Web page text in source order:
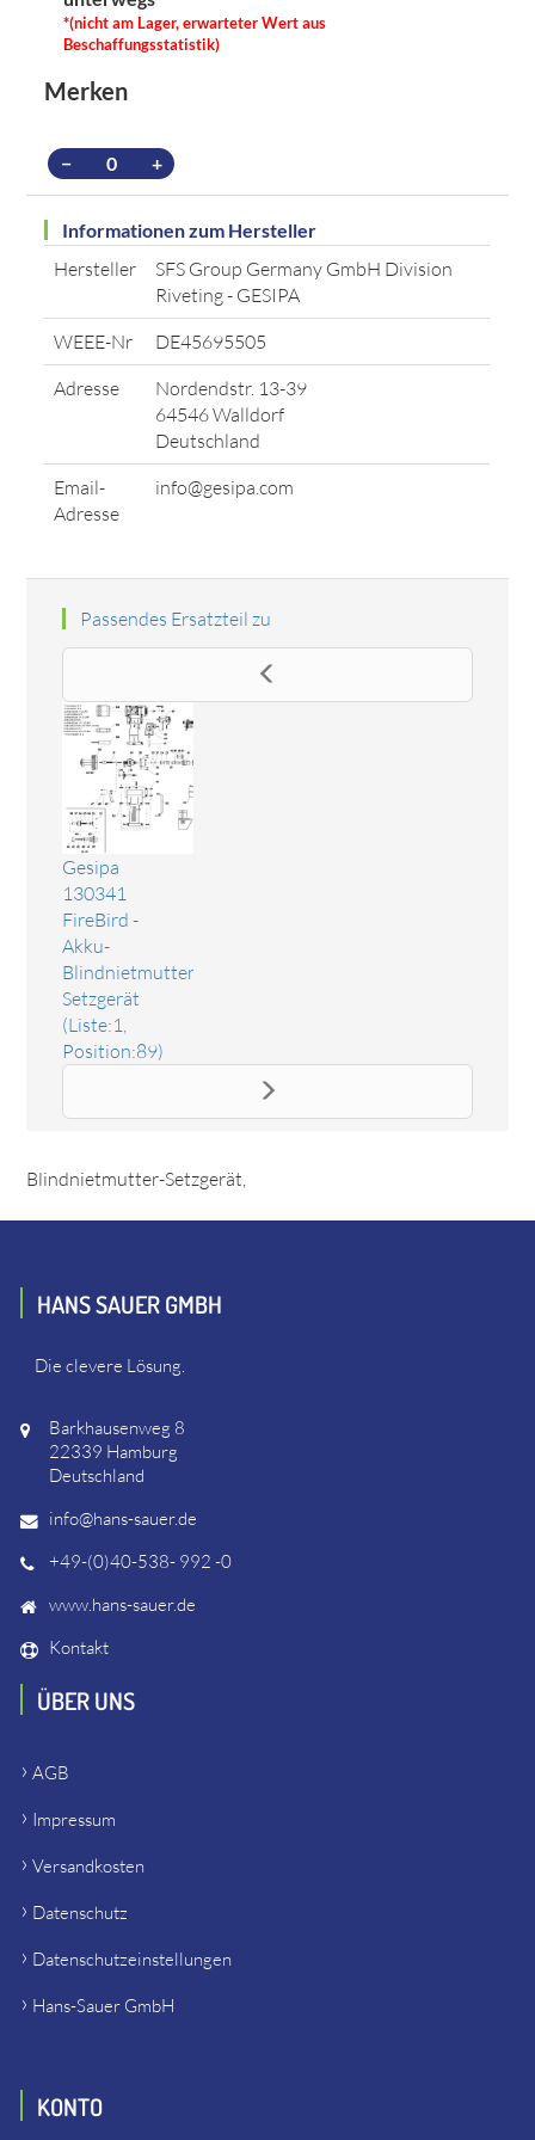
*(nicht am Lager, erwarteter Wert aus
Beschaffungsstatistik)
Merken
− +
Informationen zum Hersteller
Hersteller
SFS Group Germany GmbH Division
Riveting - GESIPA
WEEE-Nr
DE45695505
Adresse
Nordendstr. 13-39
64546 Walldorf
Deutschland
Email-
Adresse
info@gesipa.com
Passendes Ersatzteil zu
Gesipa
130341
FireBird -
Akku-
Blindnietmutter-
Setzgerät
(Liste:1,
Position:89)
Das Ersatzteil "Sperrscheibe" online bestellen. Es passt
Blindnietmutter-Setzgerät,
HANS SAUER GMBH
Die clevere Lösung.
Barkhausenweg 8
22339 Hamburg
Deutschland
info@hans-sauer.de
+49-(0)40-538- 992 -0
www.hans-sauer.de
Kontakt
ÜBER UNS
AGB
Impressum
Versandkosten
Datenschutz
Datenschutzeinstellungen
Hans-Sauer GmbH
KONTO